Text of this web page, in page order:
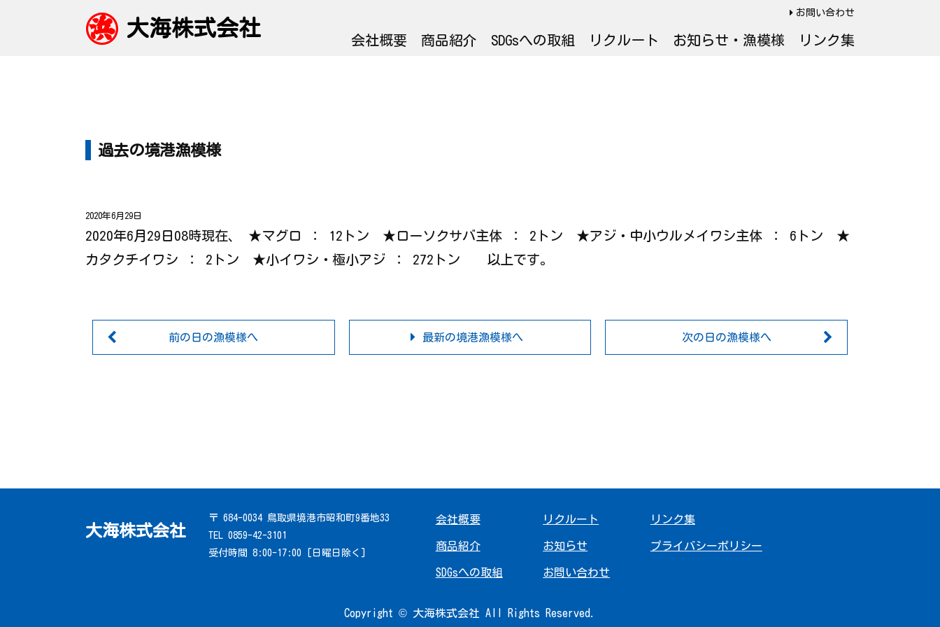
大海株式会社
お問い合わせ
会社概要 商品紹介 SDGsへの取組 リクルート お知らせ・漁模様 リンク集
過去の境港漁模様
2020年6月29日
2020年6月29日08時現在、 ★マグロ ： 12トン ★ローソクサバ主体 ： 2トン ★アジ・中小ウルメイワシ主体 ： 6トン ★
カタクチイワシ ： 2トン ★小イワシ・極小アジ ： 272トン 以上です。
前の日の漁模様へ 最新の境港漁模様へ 次の日の漁模様へ
大海株式会社
〒 684-0034 鳥取県境港市昭和町9番地33
TEL 0859-42-3101
受付時間 8:00-17:00 [日曜日除く]
会社概要
商品紹介
SDGsへの取組
リクルート
お知らせ
お問い合わせ
リンク集
プライバシーポリシー
Copyright © 大海株式会社 All Rights Reserved.